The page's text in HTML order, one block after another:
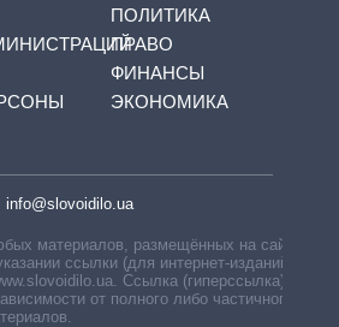
ПОЛИТИКА
ПРАВО
ФИНАНСЫ
ЭКОНОМИКА
info@slovoidilo.ua
материалов, размещённых на сайте,
ссылки (для интернет-изданий —
Ссылка (гиперссылка)
от полного либо частичного